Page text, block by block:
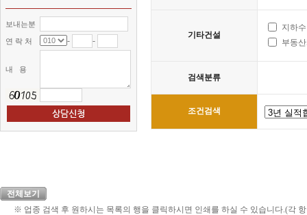
보내는분
연 락 처 - -
내 용
기타건설
지하수
부동
검색분류
조건검색
전체보기
※ 업종 검색 후 원하시는 목록의 행을 클릭하시면 인쇄를 하실 수 있습니다.(각